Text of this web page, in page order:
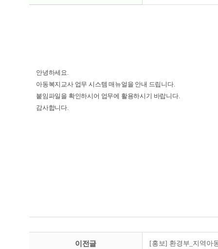
안녕하세요.
아동복지교사 업무 시스템 매뉴얼을 안내 드립니다.
붙임파일을 확인하시어 업무에 활용하시기 바랍니다.
감사합니다.
이전글 [홍보] 환경부_지역아